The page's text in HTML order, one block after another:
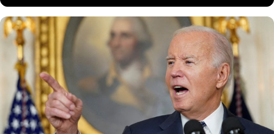
ABD Başkanı Joe Biden, Dünya Basın Özgürlüğü
Günü dolayısıyla yayımladığı mesajda, "2023 yılı,
yakın tarihimizde gazeteciler için en ölümcül
yıllardan biri oldu. Bunun bir sebebi de,
çoğunluğu Filistinli gazeteciler olmak üzere, çok
fazla gazetecinin öldürüldüğü Gazze'deki